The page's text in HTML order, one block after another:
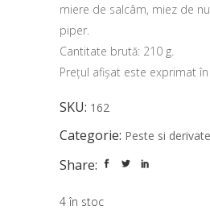
miere de salcâm, miez de
piper.
Cantitate brută: 210 g.
Prețul afișat este exprimat în
SKU: 162
Categorie: Peste si
Share:
4 în stoc